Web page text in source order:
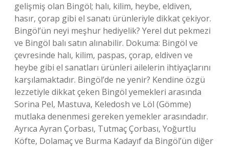
gelişmiş olan Bingöl; halı, kilim, heybe, eldiven,
hasır, çorap gibi el sanatı ürünleriyle dikkat çekiyor.
Bingöl’ün neyi meşhur hediyelik? Yerel dut pekmezi
ve Bingöl balı satın alınabilir. Dokuma: Bingöl ve
çevresinde halı, kilim, paspas, çorap, eldiven ve
heybe gibi el sanatları ürünleri ailelerin ihtiyaçlarını
karşılamaktadır. Bingöl’de ne yenir? Kendine özgü
lezzetiyle dikkat çeken Bingöl yemekleri arasında
Sorina Pel, Mastuva, Keledosh ve Löl (Gömme)
mutlaka denenmesi gereken yemekler arasındadır.
Ayrıca Ayran Çorbası, Tutmaç Çorbası, Yoğurtlu
Köfte, Dolamaç ve Burma Kadayıf da Bingöl’ün diğer